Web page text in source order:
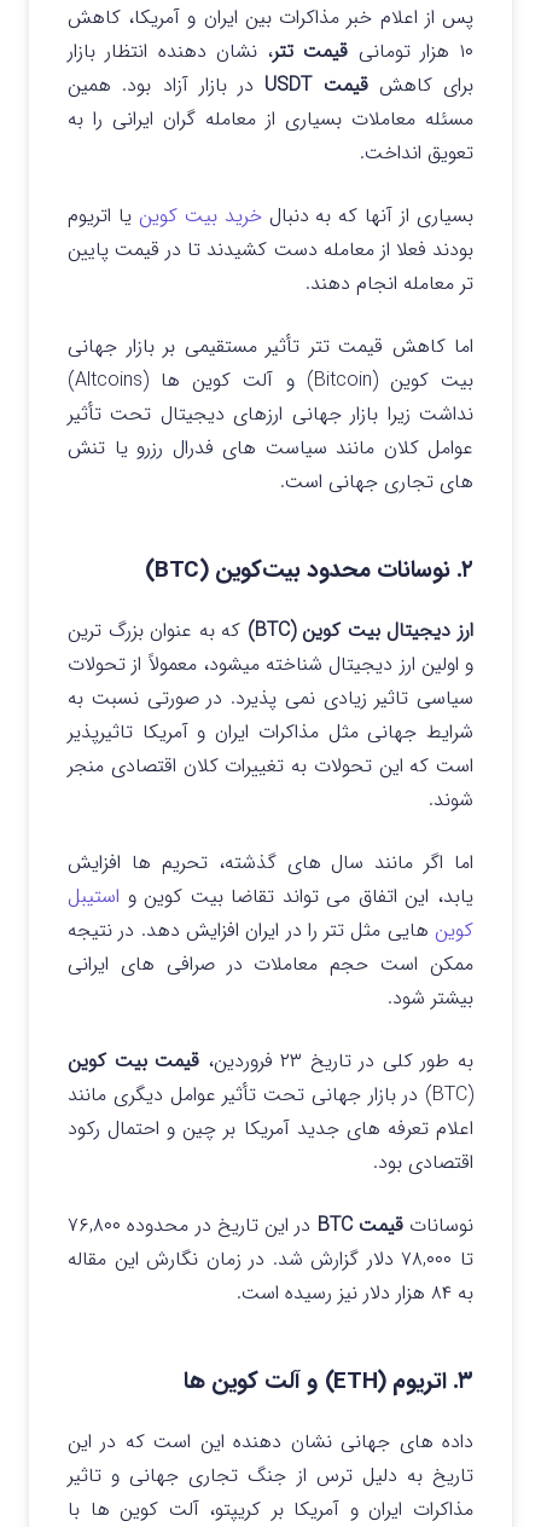
پس از اعلام خبر مذاکرات بین ایران و آمریکا، کاهش
۱۰ هزار تومانی
قیمت تتر، نشان دهنده انتظار بازار
برای کاهشقیمت USDT در بازار آزاد بود. همین
مسئله معاملات بسیاری از معامله گران ایرانی را به
تعویق انداخت.
بسیاری از آنها که به دنبالخرید بیت کوین یا اتریوم
بودند فعلا از معامله دست کشیدند تا در قیمت پایین
تر معامله انجام دهند.
اما کاهش قیمت تتر تأثیر مستقیمی بر بازار جهانی
بیت‌ کوین (Bitcoin) و آلت‌ کوین‌ ها (Altcoins)
نداشت زیرا بازار جهانی ارزهای دیجیتال تحت تأثیر
عوامل کلان مانند سیاست‌ های فدرال رزرو یا تنش‌
های تجاری جهانی است.
۲. نوسانات محدود بیت‌کوین (BTC)
ارز دیجیتال بیت کوین (BTC)
که به‌ عنوان بزرگ‌ ترین
و اولین ارز دیجیتال شناخته میشود، معمولاً از تحولات
سیاسی تاثیر زیادی نمی پذیرد. در صورتی نسبت به
شرایط جهانی مثل مذاکرات ایران و آمریکا تاثیرپذیر
است که این تحولات به تغییرات کلان اقتصادی منجر
شوند.
اما اگر مانند سال های گذشته، تحریم ها افزایش
یابد، این اتفاق می تواند تقاضا بیت کوین و استیبل
کوین هایی مثل تتر را در ایران افزایش دهد. در نتیجه
ممکن است حجم معاملات در صرافی های ایرانی
بیشتر شود.
به طور کلی در تاریخ ۲۳ فروردین،
قیمت بیت‌ کوین
(BTC) در بازار جهانی تحت تأثیر عوامل دیگری مانند
اعلام تعرفه‌ های جدید آمریکا بر چین و احتمال رکود
اقتصادی بود.
نوساناتقیمت BTC
در این تاریخ در محدوده ۷۶,۸۰۰
تا ۷۸,۰۰۰ دلار گزارش شد. در زمان نگارش این مقاله
به ۸۴ هزار دلار نیز رسیده است.
۳. اتریوم (ETH) و آلت‌ کوین‌ ها
داده های جهانی نشان دهنده این است که در این
تاریخ به دلیل ترس از جنگ تجاری جهانی و تاثیر
مذاکرات ایران و آمریکا بر کریپتو، آلت کوین ها با